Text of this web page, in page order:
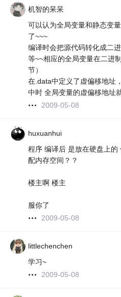
机智的呆呆
可以认为全局变量和静态变
了~~~
编译时会把源代码转化成二
等~~相应的全局变量在二进
节）
在.data中定义了虚偏移地址
中时 全局变量的虚偏移地址
2009-05-08
huxuanhui
程序 编译后 是放在硬盘上的
配内存空间？？
楼主啊 楼主
服你了
2009-05-08
littlechenchen
学习~
2009-05-08